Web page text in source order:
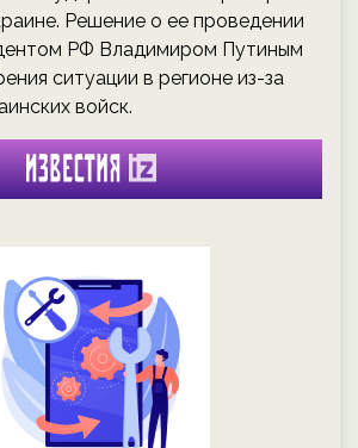
Решение о ее проведении
РФ Владимиром Путиным
ситуации в регионе из-за
войск.